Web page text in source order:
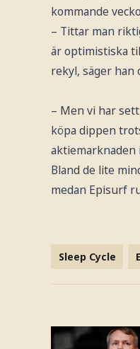
kommande
– Tittar man
är optimistiska
rekyl, säger han
– Men vi har
köpa dippen
aktiemarknaden
Bland de lite
medan Episurf
Sleep Cycle